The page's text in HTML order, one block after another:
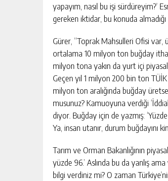
yapayım, nasıl bu işi sürdüreyim?’
gereken iktidar, bu konuda
Gürer, “Toprak Mahsulleri Ofisi
ortalama 10 milyon ton buğday
milyon tona yakın da yurt içi
Geçen yıl 1 milyon 200 bin ton
milyon ton aralığında buğday
musunuz? Kamuoyuna verdiği
diyor. Buğday için de yazmış:
Ya, insan utanır, durum buğdayını
Tarım ve Orman Bakanlığının
yüzde 96.’ Aslında bu da yanlış
bilgi verdiniz mi? O zaman